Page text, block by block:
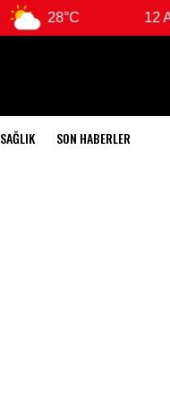
28°C 12 Ağu
SAĞLIK SON HABERLER